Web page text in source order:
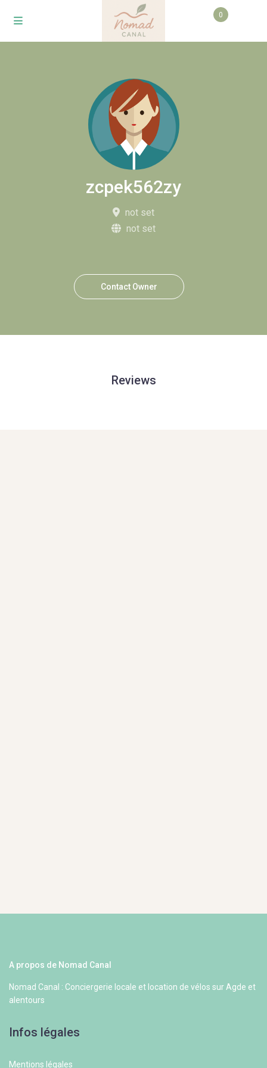
0
zcpek562zy
not set
not set
Contact Owner
Reviews
A propos de Nomad Canal
Nomad Canal : Conciergerie locale et location de vélos sur Agde et
alentours
Infos légales
Mentions légales